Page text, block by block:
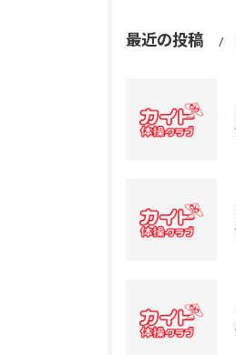
最近の投稿